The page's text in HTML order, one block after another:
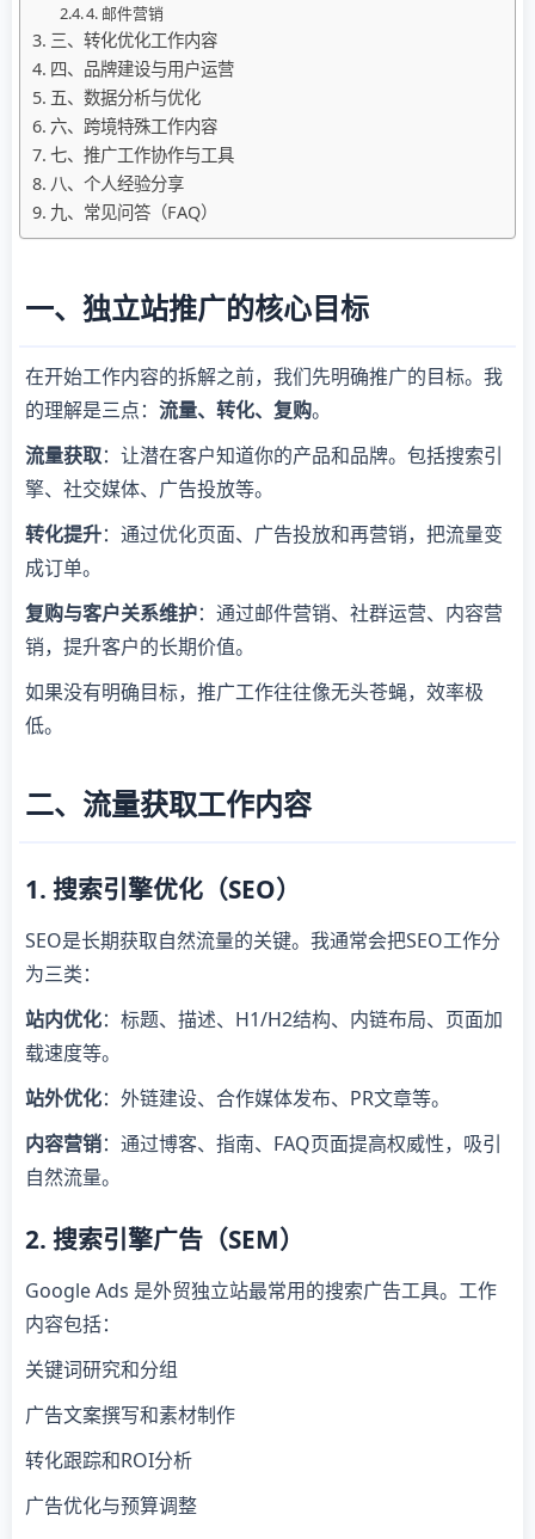
4. 邮件营销
三、转化优化工作内容
四、品牌建设与用户运营
五、数据分析与优化
六、跨境特殊工作内容
七、推广工作协作与工具
八、个人经验分享
九、常见问答（FAQ）
一、独立站推广的核心目标
在开始工作内容的拆解之前，我们先明确推广的目标。我
的理解是三点： 流量、转化、复购。
流量获取：让潜在客户知道你的产品和品牌。包括搜索引
擎、社交媒体、广告投放等。
转化提升：通过优化页面、广告投放和再营销，把流量变
成订单。
复购与客户关系维护：通过邮件营销、社群运营、内容营
销，提升客户的长期价值。
如果没有明确目标，推广工作往往像无头苍蝇，效率极
低。
二、流量获取工作内容
1. 搜索引擎优化（SEO）
SEO是长期获取自然流量的关键。我通常会把SEO工作分
为三类：
站内优化：标题、描述、H1/H2结构、内链布局、页面加
载速度等。
站外优化：外链建设、合作媒体发布、PR文章等。
内容营销：通过博客、指南、FAQ页面提高权威性，吸引
自然流量。
2. 搜索引擎广告（SEM）
Google Ads 是外贸独立站最常用的搜索广告工具。工作
内容包括：
关键词研究和分组
广告文案撰写和素材制作
转化跟踪和ROI分析
广告优化与预算调整